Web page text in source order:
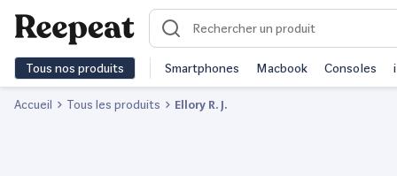
Tous nos produits Smartphones Macbook Consoles
Accueil Tous les produits Ellory R. J.